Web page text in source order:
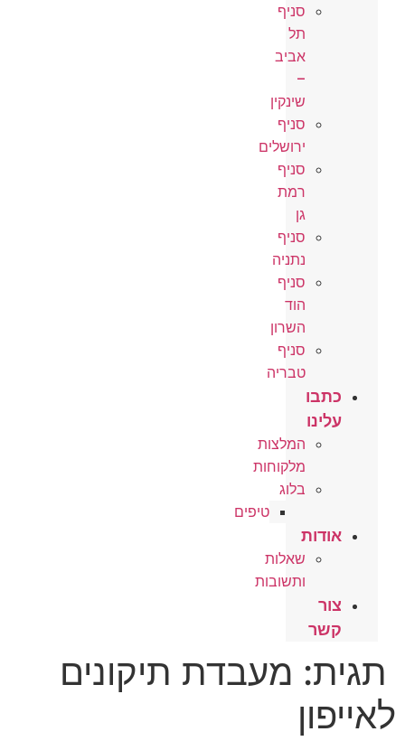
סניף
תל
אביב
–
שינקין
סניף
ירושלים
סניף
רמת
גן
סניף
נתניה
סניף
הוד
השרון
סניף
טבריה
כתבו
עלינו
המלצות
מלקוחות
בלוג
טיפים
אודות
שאלות
ותשובות
צור
קשר
תגית: מעבדת תיקונים
לאייפון